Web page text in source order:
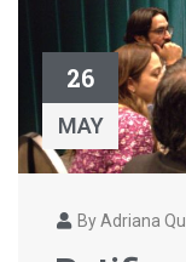
26
MAY
By Adriana